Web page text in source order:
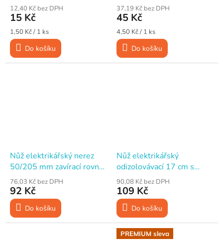
12,40 Kč bez DPH
15 Kč
Měrná
cena:
1,50 Kč / 1 ks
Do košíku
37,19 Kč bez DPH
45 Kč
Měrná
cena:
4,50 Kč / 1 ks
Do košíku
Nůž elektrikářský nerez
50/205 mm zavírací rovný,
rukojeť plast
76,03 Kč bez DPH
92 Kč
Do košíku
Nůž elektrikářský
odizolovávací 17 cm s
háčkem, rukojeť plast
90,08 Kč bez DPH
109 Kč
Do košíku
PREMIUM sleva